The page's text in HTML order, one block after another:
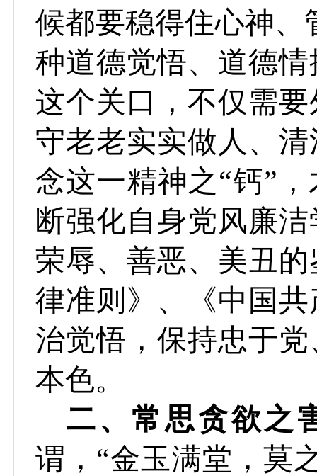
候都要稳得住心神、
种道德觉悟、道德
这个关口，不仅需
守老老实实做人、
念这一精神之“钙”
断强化自身党风廉
荣辱、善恶、美丑
律准则》、《中国
治觉悟，保持忠于
本色。
二、 常思贪欲之
谓，“金玉满堂，莫